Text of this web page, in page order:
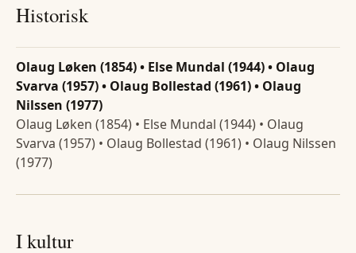
Historisk
Olaug Løken (1854) • Else Mundal (1944) • Olaug
Svarva (1957) • Olaug Bollestad (1961) • Olaug
Nilssen (1977)
Olaug Løken (1854) • Else Mundal (1944) • Olaug
Svarva (1957) • Olaug Bollestad (1961) • Olaug Nilssen
(1977)
I kultur